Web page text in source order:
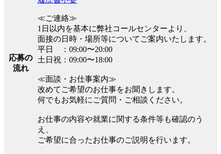
応募の
流れ
≪ご連絡≫
1日以内を基本に弊社コールセンターより、
面接の日時・場所等についてご案内いたします。
平日 ：09:00〜20:00
土日祝：09:00〜18:00
≪面談・お仕事案内≫
改めてご希望のお仕事をお聞きします。
何でもお気軽にご質問・ご相談ください。
お仕事の内容や就業に関する条件等も確認のう
え、
ご希望に合ったお仕事のご説明を行います。